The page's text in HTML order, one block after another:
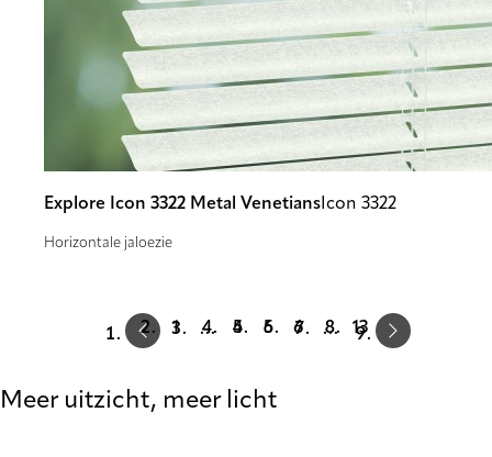
Explore Icon 3322 Metal Venetians Icon 3322
Horizontale jaloezie
Prev 1 … 4 5 6 … 13 Next
Meer uitzicht, meer licht